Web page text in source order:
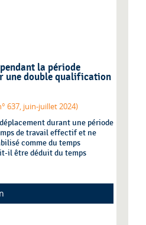
la période
une double qualification
637, juin-juillet 2024)
durant une période
de travail effectif et ne
comme du temps
il être déduit du temps